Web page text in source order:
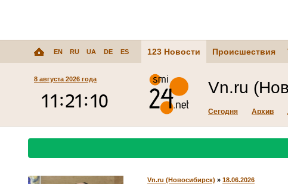
EN RU UA DE ES 123 Новости Происшествия
8 августа 2026 года Vn.ru
Сегодня Архив
Vn.ru (Новосибирск) » 18.06.2026